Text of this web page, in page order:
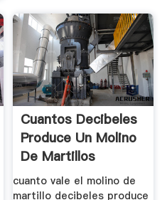
Cuantos Decibeles
Produce Un Molino
De Martillos
cuanto vale el molino de
martillo decibeles produce